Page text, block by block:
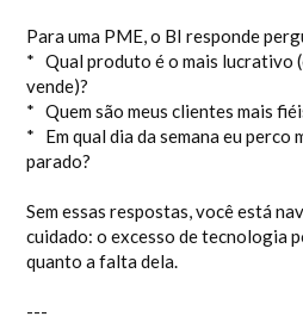
Para uma PME, o BI responde
* Qual produto é o mais lucrativo
vende)?
* Quem são meus clientes mais
* Em qual dia da semana eu perco
parado?
Sem essas respostas, você está
cuidado: o excesso de tecnologia
quanto a falta dela.
---